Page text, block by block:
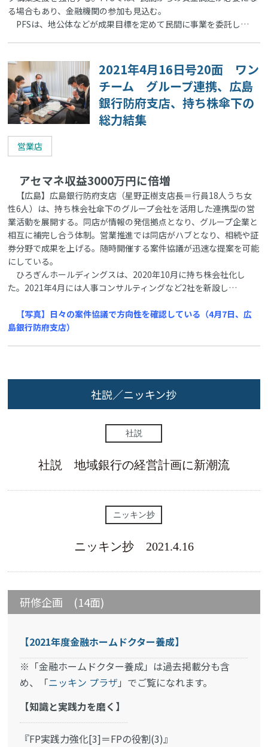
る場合もあり、金融機関の参加も見込む。
PFSは、地公体などが成果目標を定めて民間に事業を委託し…
2021年4月16日号20面 ワン
チーム グループ連携、広島
銀行防府支店、持ち株傘下の
総力結集
営業店
アセマネ収益3000万円に倍増
【広島】広島銀行防府支店（星野正樹支店長＝行員18人うち女
性6人）は、持ち株会社傘下のグループ会社を活用した連携型の営
業活動を展開する。同店が情報の発信拠点となり、グループ企業と
相互に補完し合う体制。営業推進では同店がハブとなり、相続や証
券分野で成果を上げる。随時開催する案件協議が迅速な提案を可能
にしている。
ひろぎんホールディングスは、2020年10月に持ち株会社化し
た。2021年4月には人事コンサルティングなど2社を新設し…
【写真】日々の案件協議で方向性を確認している（4月7日、広
島銀行防府支店）
社説／ニッキン抄
社説
社説 地域銀行の経営計画に新潮流
ニッキン抄
ニッキン抄 2021.4.16
研修企画 (14面)
【2021年度金融ホームドクター養成】
※「金融ホームドクター養成」は過去掲載分も含
め、「ニッキン プラザ 」でご覧になれます。
【知識と実践力を磨く】
『FP実践力強化[3]＝FPの役割(3)』